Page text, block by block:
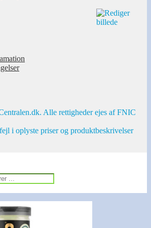
Alle rettigheder ejes af FNIC
i oplyste priser og produktbeskrivelser